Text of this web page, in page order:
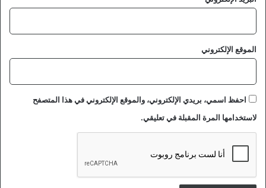
الموقع الإلكتروني
احفظ اسمي، بريدي الإلكتروني، والموقع الإلكتروني في هذا المتصفح
لاستخدامها المرة المقبلة في تعليقي.